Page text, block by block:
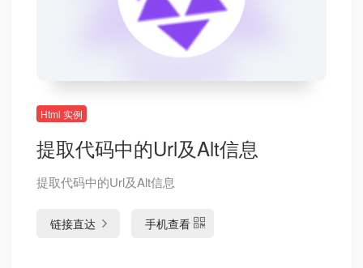
Html 实例
提取代码中的Url及Alt信息
提取代码中的Url及Alt信息
链接直达 手机查看